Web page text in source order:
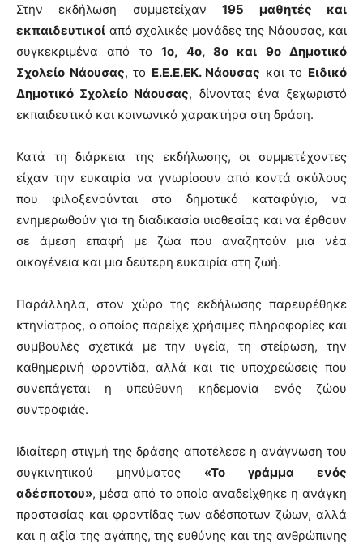
Στην εκδήλωση συμμετείχαν195 μαθητές και
εκπαιδευτικοί από σχολικές μονάδες της Νάουσας, και
συγκεκριμένα από το1ο, 4ο, 8ο και 9ο Δημοτικό
Σχολείο Νάουσας, το Ε.Ε.Ε.ΕΚ. Νάουσας και το Ειδικό
Δημοτικό Σχολείο Νάουσας, δίνοντας ένα ξεχωριστό
εκπαιδευτικό και κοινωνικό χαρακτήρα στη δράση.
Κατά τη διάρκεια της εκδήλωσης, οι συμμετέχοντες
είχαν την ευκαιρία να γνωρίσουν από κοντά σκύλους
που φιλοξενούνται στο δημοτικό καταφύγιο, να
ενημερωθούν για τη διαδικασία υιοθεσίας και να έρθουν
σε άμεση επαφή με ζώα που αναζητούν μια νέα
οικογένεια και μια δεύτερη ευκαιρία στη ζωή.
Παράλληλα, στον χώρο της εκδήλωσης παρευρέθηκε
κτηνίατρος, ο οποίος παρείχε χρήσιμες πληροφορίες και
συμβουλές σχετικά με την υγεία, τη στείρωση, την
καθημερινή φροντίδα, αλλά και τις υποχρεώσεις που
συνεπάγεται η υπεύθυνη κηδεμονία ενός ζώου
συντροφιάς.
Ιδιαίτερη στιγμή της δράσης αποτέλεσε η ανάγνωση του
συγκινητικού μηνύματος «Το γράμμα ενός
αδέσποτου», μέσα από το οποίο αναδείχθηκε η ανάγκη
προστασίας και φροντίδας των αδέσποτων ζώων, αλλά
και η αξία της αγάπης, της ευθύνης και της ανθρώπινης